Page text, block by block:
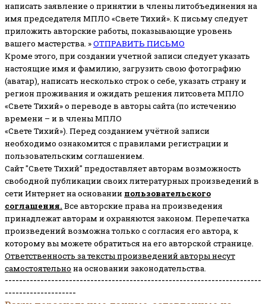
написать заявление о принятии в члены литобъединения на
имя председателя МПЛО «Свете Тихий». К письму следует
приложить авторские работы, показывающие уровень
вашего мастерства. »ОТПРАВИТЬ ПИСЬМО
Кроме этого, при создании учетной записи следует указать
настоящие имя и фамилию, загрузить свою фотографию
(аватар), написать несколько строк о себе, указать страну и
регион проживания и ожидать решения литсовета МПЛО
«Свете Тихий» о переводе в авторы сайта (по истечению
времени – и в члены МПЛО
«Свете Тихий»). Перед созданием учётной записи
необходимо ознакомится с правилами регистрации и
пользовательским соглашением.
Сайт "Свете Тихий" предоставляет авторам возможность
свободной публикации своих литературных произведений в
сети Интернет на основании пользовательского
соглашения. Все авторские права на произведения
принадлежат авторам и охраняются законом. Перепечатка
произведений возможна только с согласия его автора, к
которому вы можете обратиться на его авторской странице.
Ответственность за тексты произведений авторы несут
самостоятельно на основании законодательства.
------------------------------------------------------------------------
--------------------